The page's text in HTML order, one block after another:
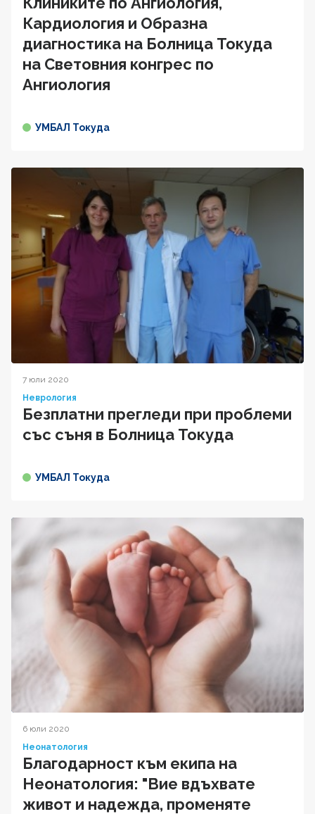
Кардиология и Образна
диагностика на Болница Токуда
на Световния конгрес по
Ангиология
УМБАЛ Токуда
7 юли 2020
Неврология
Безплатни прегледи при проблеми
със съня в Болница Токуда
УМБАЛ Токуда
6 юли 2020
Неонатология
Благодарност към екипа на
Неонатология: "Вие вдъхвате
живот и надежда, променяте